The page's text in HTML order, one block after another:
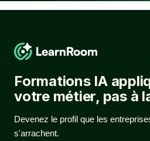
Formations IA
votre métier, pas à
Devenez le profil que les
s'arrachent.